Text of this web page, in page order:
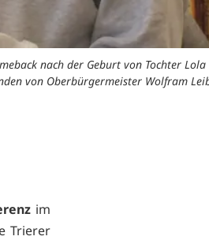
nach der Geburt von Tochter
von Oberbürgermeister Wolfram
im
Trierer